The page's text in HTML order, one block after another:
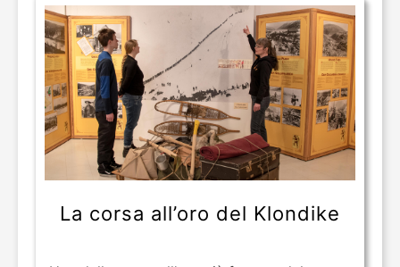
La corsa all’oro del Klondike